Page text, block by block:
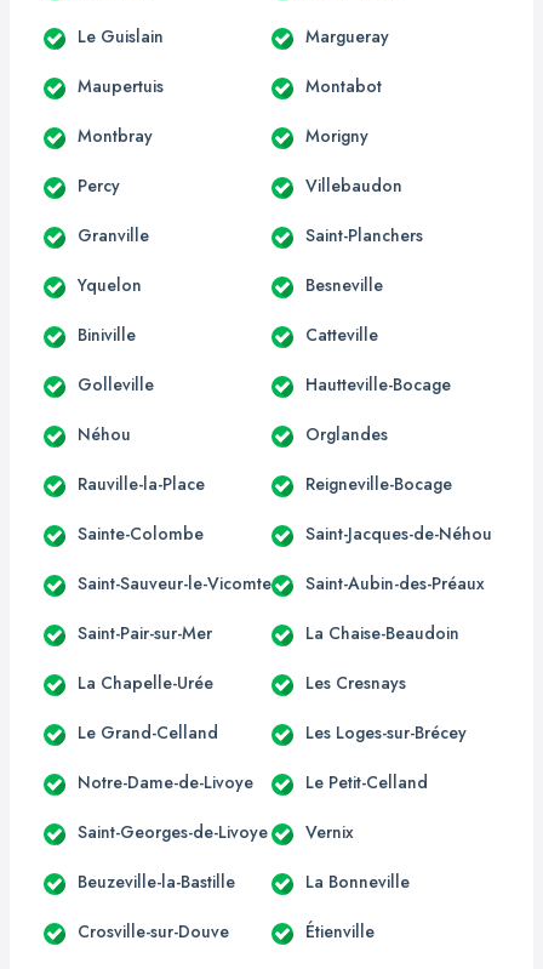
Le Guislain Margueray
Maupertuis Montabot
Montbray Morigny
Percy Villebaudon
Granville Saint-Planchers
Yquelon Besneville
Biniville Catteville
Golleville Hautteville-Bocage
Néhou Orglandes
Rauville-la-Place Reigneville-Bocage
Sainte-Colombe Saint-Jacques-de-Néhou
Saint-Sauveur-le-Vicomte Saint-Aubin-des-Préaux
Saint-Pair-sur-Mer La Chaise-Beaudoin
La Chapelle-Urée Les Cresnays
Le Grand-Celland Les Loges-sur-Brécey
Notre-Dame-de-Livoye Le Petit-Celland
Saint-Georges-de-Livoye Vernix
Beuzeville-la-Bastille La Bonneville
Crosville-sur-Douve Étienville